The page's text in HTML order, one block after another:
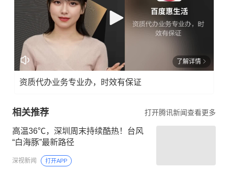
了解详情
资质代办业务专业办，时效有保证
相关推荐 打开腾讯新闻查看更多
高温36℃，深圳周末持续酷热！台风
“白海豚”最新路径
深视新闻 打开APP